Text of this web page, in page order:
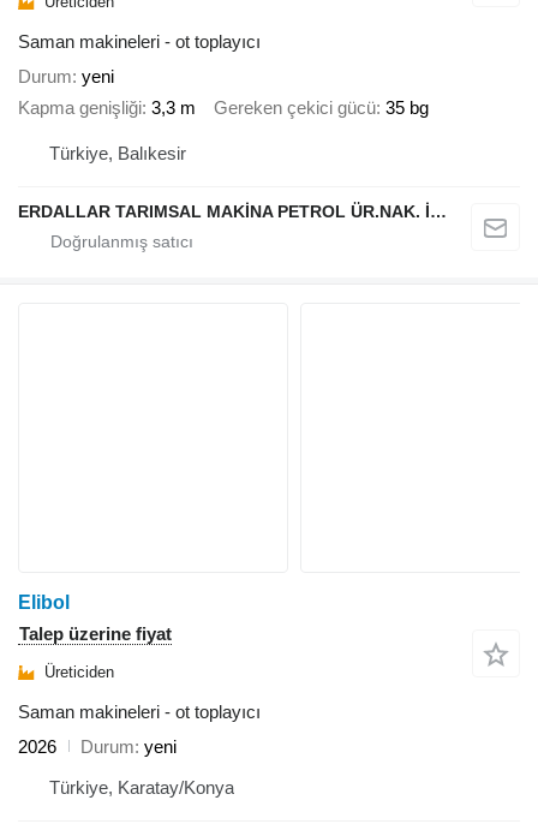
Saman makineleri - ot toplayıcı
Durum yeni
Kapma genişliği 3,3 m Gereken çekici gücü 35 bg
Türkiye, Balıkesir
ERDALLAR TARIMSAL MAKİNA PETROL ÜR.NAK. İNŞ. HAYV. SAN. VE TİC. LTD ŞTİ
Elibol
Talep üzerine fiyat
Üreticiden
Saman makineleri - ot toplayıcı
2026
Durum yeni
Türkiye, Karatay/Konya